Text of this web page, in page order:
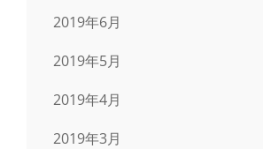
2019年6月
2019年5月
2019年4月
2019年3月